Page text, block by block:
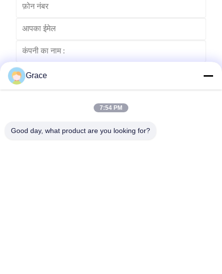
भेजना
Grace
7:54 PM
Good day, what product are you looking for?